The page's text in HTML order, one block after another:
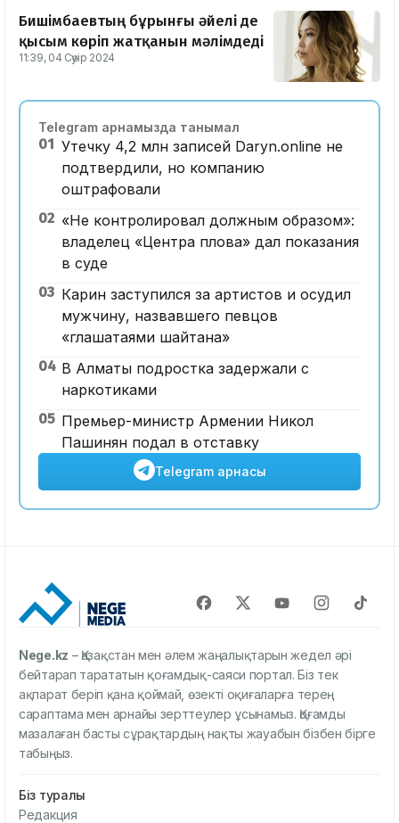
Бишімбаевтың бұрынғы әйелі де
қысым көріп жатқанын мәлімдеді
11:39, 04 Сәуір 2024
Telegram арнамызда танымал
01 Утечку 4,2 млн записей Daryn.online не
подтвердили, но компанию
оштрафовали
02 «Не контролировал должным образом»:
владелец «Центра плова» дал показания
в суде
03 Карин заступился за артистов и осудил
мужчину, назвавшего певцов
«глашатаями шайтана»
04 В Алматы подростка задержали с
наркотиками
05 Премьер-министр Армении Никол
Пашинян подал в отставку
Telegram арнасы
Nege.kz – Қазақстан мен әлем жаңалықтарын жедел әрі
бейтарап тарататын қоғамдық-саяси портал. Біз тек
ақпарат беріп қана қоймай, өзекті оқиғаларға терең
сараптама мен арнайы зерттеулер ұсынамыз. Қоғамды
мазалаған басты сұрақтардың нақты жауабын бізбен бірге
табыңыз.
Біз туралы
Редакция